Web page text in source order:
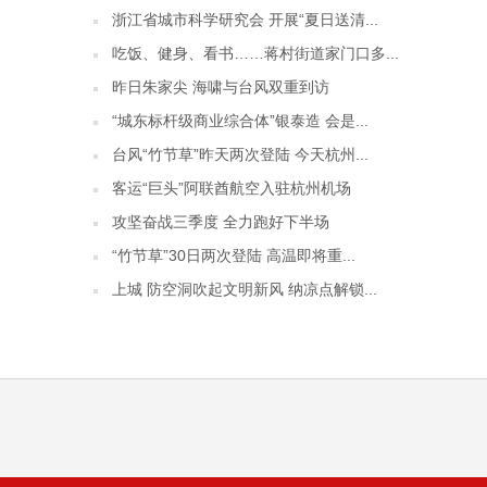
浙江省城市科学研究会 开展“夏日送清...
吃饭、健身、看书……蒋村街道家门口多...
昨日朱家尖 海啸与台风双重到访
“城东标杆级商业综合体”银泰造 会是...
台风“竹节草”昨天两次登陆 今天杭州...
客运“巨头”阿联酋航空入驻杭州机场
攻坚奋战三季度 全力跑好下半场
“竹节草”30日两次登陆 高温即将重...
上城 防空洞吹起文明新风 纳凉点解锁...